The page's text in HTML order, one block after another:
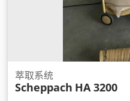
萃取系统
Scheppach HA 3200